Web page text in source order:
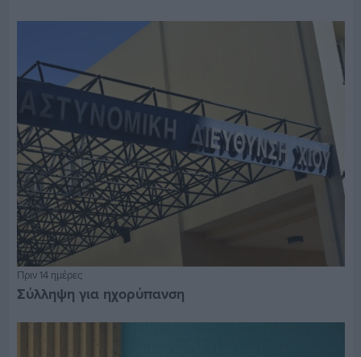
Πριν 14 ημέρες
Σύλληψη για ηχορύπανση